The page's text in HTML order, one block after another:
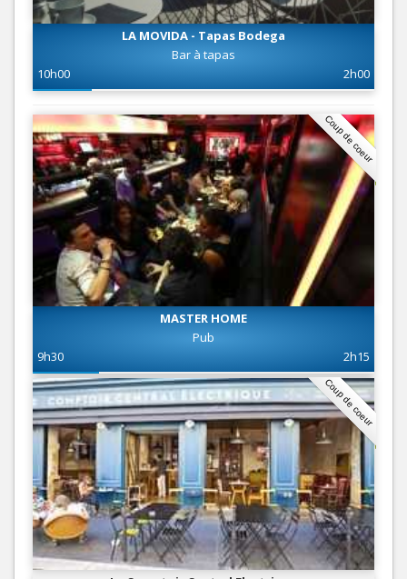
LA MOVIDA - Tapas Bodega
Bar à tapas
10h00
2h00
Coup de coeur
MASTER HOME
Pub
9h30
2h15
Coup de coeur